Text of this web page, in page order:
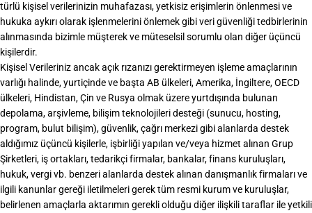
türlü kişisel verilerinizin muhafazası, yetkisiz erişimlerin önlenmesi ve
hukuka aykırı olarak işlenmelerini önlemek gibi veri güvenliği tedbirlerinin
alınmasında bizimle müşterek ve müteselsil sorumlu olan diğer üçüncü
kişilerdir.
Kişisel Verileriniz ancak açık rızanızı gerektirmeyen işleme amaçlarının
varlığı halinde, yurtiçinde ve başta AB ülkeleri, Amerika, İngiltere, OECD
ülkeleri, Hindistan, Çin ve Rusya olmak üzere yurtdışında bulunan
depolama, arşivleme, bilişim teknolojileri desteği (sunucu, hosting,
program, bulut bilişim), güvenlik, çağrı merkezi gibi alanlarda destek
aldığımız üçüncü kişilerle, işbirliği yapılan ve/veya hizmet alınan Grup
Şirketleri, iş ortakları, tedarikçi firmalar, bankalar, finans kuruluşları,
hukuk, vergi vb. benzeri alanlarda destek alınan danışmanlık firmaları ve
ilgili kanunlar gereği iletilmeleri gerek tüm resmi kurum ve kuruluşlar,
belirlenen amaçlarla aktarımın gerekli olduğu diğer ilişkili taraflar ile yetkili